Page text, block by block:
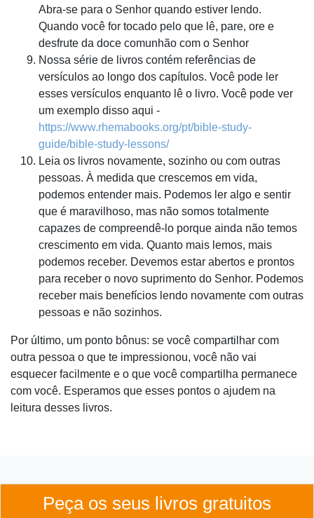
Abra-se para o Senhor quando estiver lendo.
Quando você for tocado pelo que lê, pare, ore e
desfrute da doce comunhão com o Senhor
Nossa série de livros contém referências de
versículos ao longo dos capítulos. Você pode ler
esses versículos enquanto lê o livro. Você pode ver
um exemplo disso aqui -
https://www.rhemabooks.org/pt/bible-study-
guide/bible-study-lessons/
Leia os livros novamente, sozinho ou com outras
pessoas. À medida que crescemos em vida,
podemos entender mais. Podemos ler algo e sentir
que é maravilhoso, mas não somos totalmente
capazes de compreendê-lo porque ainda não temos
crescimento em vida. Quanto mais lemos, mais
podemos receber. Devemos estar abertos e prontos
para receber o novo suprimento do Senhor. Podemos
receber mais benefícios lendo novamente com outras
pessoas e não sozinhos.
Por último, um ponto bônus: se você compartilhar com
outra pessoa o que te impressionou, você não vai
esquecer facilmente e o que você compartilha permanece
com você. Esperamos que esses pontos o ajudem na
leitura desses livros.
Peça os seus livros gratuitos